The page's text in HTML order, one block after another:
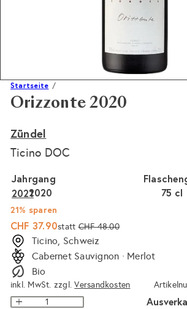
Startseite
Orizzonte 2020
Zündel
Ticino DOC
75 cl
Jahrgang
2020Variante ausverkauft oder nicht
2021
21% sparen
Sonderpreis
CHF 37.90
Normaler
Preis
stattCHF 48.00
Ticino, Schweiz
Cabernet Sauvignon · Merlot
Bio
inkl. MwSt. zzgl.Versandkosten